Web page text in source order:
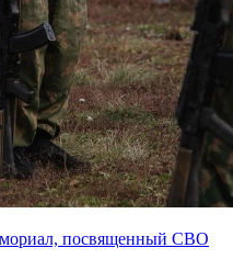
посвященный СВО